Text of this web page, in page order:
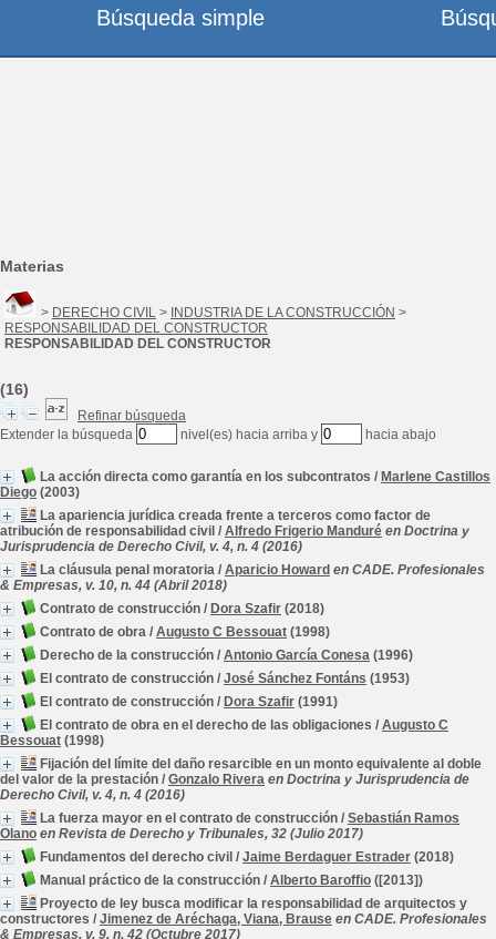
Materias
> DERECHO CIVIL > INDUSTRIA DE LA CONSTRUCCIÓN >
RESPONSABILIDAD DEL CONSTRUCTOR
RESPONSABILIDAD DEL CONSTRUCTOR
(16)
Refinar búsqueda
Extender la búsqueda
nivel(es) hacia arriba y hacia abajo
La acción directa como garantía en los subcontratos / Marlene Castillos
Diego (2003)
La apariencia jurídica creada frente a terceros como factor de
atribución de responsabilidad civil / Alfredo Frigerio Manduré en Doctrina y
Jurisprudencia de Derecho Civil, v. 4, n. 4 (2016)
La cláusula penal moratoria / Aparicio Howard en CADE. Profesionales
& Empresas, v. 10, n. 44 (Abril 2018)
Contrato de construcción / Dora Szafir (2018)
Contrato de obra / Augusto C Bessouat (1998)
Derecho de la construcción / Antonio García Conesa (1996)
El contrato de construcción / José Sánchez Fontáns (1953)
El contrato de construcción / Dora Szafir (1991)
El contrato de obra en el derecho de las obligaciones / Augusto C
Bessouat (1998)
Fijación del límite del daño resarcible en un monto equivalente al doble
del valor de la prestación / Gonzalo Rivera en Doctrina y Jurisprudencia de
Derecho Civil, v. 4, n. 4 (2016)
La fuerza mayor en el contrato de construcción / Sebastián Ramos
Olano en Revista de Derecho y Tribunales, 32 (Julio 2017)
Fundamentos del derecho civil / Jaime Berdaguer Estrader (2018)
Manual práctico de la construcción / Alberto Baroffio ([2013])
Proyecto de ley busca modificar la responsabilidad de arquitectos y
constructores / Jimenez de Aréchaga, Viana, Brause en CADE. Profesionales
& Empresas, v. 9, n. 42 (Octubre 2017)
Búsqueda simple